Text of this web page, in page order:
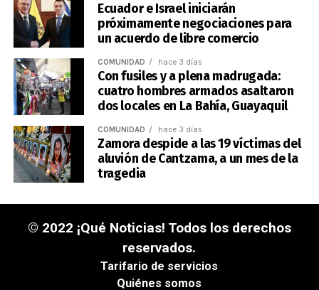
Ecuador e Israel iniciarán
próximamente negociaciones para
un acuerdo de libre comercio
COMUNIDAD hace 3 días
Con fusiles y a plena madrugada:
cuatro hombres armados asaltaron
dos locales en La Bahía, Guayaquil
COMUNIDAD hace 3 días
Zamora despide a las 19 víctimas del
aluvión de Cantzama, a un mes de la
tragedia
© 2022 ¡Qué Noticias! Todos los derechos
reservados.
Tarifario de servicios
Quiénes somos